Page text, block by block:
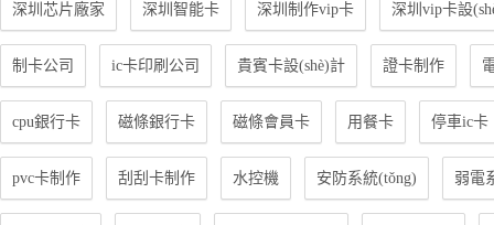
深圳芯片廠家 深圳智能卡 深圳制作vip卡 深圳vip卡設
制卡公司 ic卡印刷公司 貴賓卡設(shè)計 證卡制作
cpu銀行卡 磁條銀行卡 磁條會員卡 用餐卡 停車ic卡
pvc卡制作 刮刮卡制作 水控機 安防系統(tǒng) 弱電